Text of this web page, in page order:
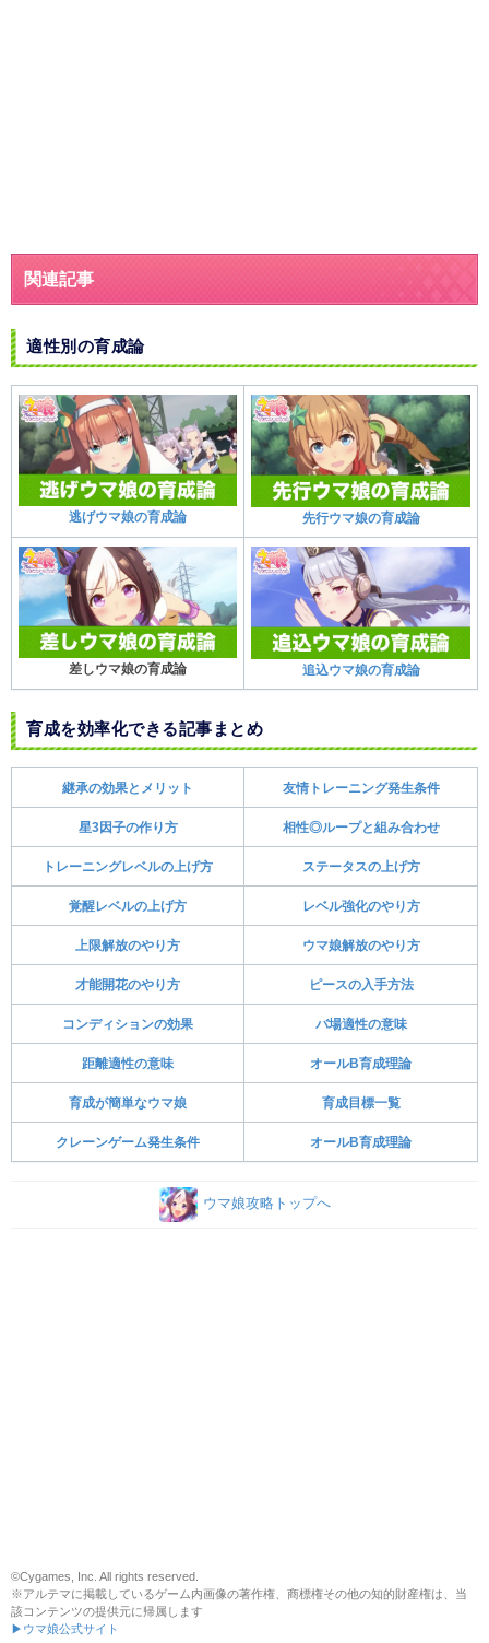
関連記事
適性別の育成論
逃げウマ娘の育成論 先行ウマ娘の育成論
差しウマ娘の育成論 追込ウマ娘の育成論
育成を効率化できる記事まとめ
継承の効果とメリット 友情トレーニング発生条件
星3因子の作り方 相性◎ループと組み合わせ
トレーニングレベルの上げ方 ステータスの上げ方
覚醒レベルの上げ方 レベル強化のやり方
上限解放のやり方 ウマ娘解放のやり方
才能開花のやり方 ピースの入手方法
コンディションの効果 バ場適性の意味
距離適性の意味 オールB育成理論
育成が簡単なウマ娘 育成目標一覧
クレーンゲーム発生条件 オールB育成理論
ウマ娘攻略トップへ
©Cygames, Inc. All rights reserved.
※アルテマに掲載しているゲーム内画像の著作権、商標権その他の知的財産権は、当
該コンテンツの提供元に帰属します
▶ウマ娘公式サイト